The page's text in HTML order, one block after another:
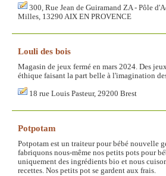
300, Rue Jean de Guiramand ZA - Pôle
Milles, 13290 AIX EN PROVENCE
Louli des bois
Magasin de jeux fermé en mars 2024. Des
éthique faisant la part belle à l'imagination
18 rue Louis Pasteur, 29200 Brest
Potpotam
Potpotam est un traiteur pour bébé nouvelle
fabriquons nous-même nos petits pots pour
uniquement des ingrédients bio et nous
recettes. Nos petits pot se gardent aux frais.